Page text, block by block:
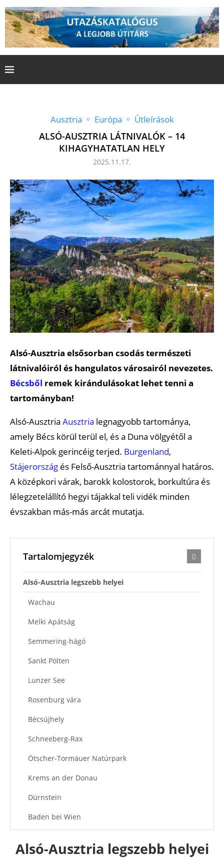
Ausztria Európa Útleírások
ALSÓ-AUSZTRIA LÁTNIVALÓK – 14
KIHAGYHATATLAN HELY
2025.11.17.
Alsó-Ausztria elsősorban csodás természeti
látnivalóiról és hangulatos városairól nevezetes.
Bécsből remek kirándulásokat lehet tenni a
tartományban!
Alsó-Ausztria Ausztria legnagyobb tartománya,
amely Bécs körül terül el, és a Duna völgyétől a
Keleti-Alpok gerincéig terjed. Burgenland,
Stájerország és Felső-Ausztria tartománnyal határos.
A középkori várak, barokk kolostorok, borkultúra és
lélegzetelállító hegyi tájakkal teli vidék minden
évszakban más-más arcát mutatja.
Tartalomjegyzék
Alsó-Ausztria legszebb helyei
Wachau
Melki Apátság
Semmering-hágó
Sankt Pölten
Lunzer See
Rosenburg vára
Bécsújhely
Schneeberg-Rax
Ötscher-Tormäuer Natúrpark
Krems an der Donau
Dürnstein
Baden bei Wien
Grafenegg kastély
Alsó-Ausztria legszebb helyei